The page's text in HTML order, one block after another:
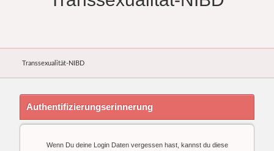
Transsexualität-NIBD
Authentifizierungserinnerung
Wenn Du deine Login Daten vergessen hast, kannst du diese